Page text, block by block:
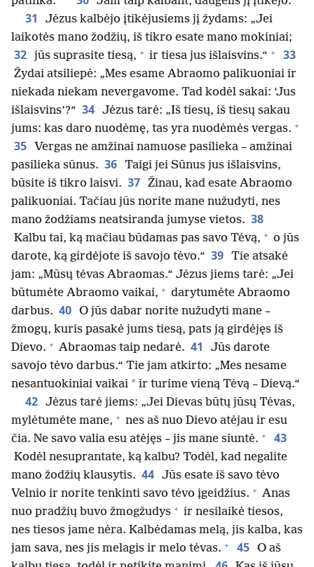
31
Jėzus kalbėjo įtikėjusiems jį žydams: „Jei
laikotės mano žodžių, iš tikro esate mano mokiniai;
32 jūs suprasite tiesą, + ir tiesa jus išlaisvins.“ + 33
Žydai atsiliepė: „Mes esame Abraomo palikuoniai ir
niekada niekam nevergavome. Tad kodėl sakai: ‘Jus
išlaisvins’?“ 34 Jėzus tarė: „Iš tiesų, iš tiesų sakau
jums: kas daro nuodėmę, tas yra nuodėmės vergas. +
35
Vergas ne amžinai namuose pasilieka – amžinai
pasilieka sūnus. 36 Taigi jei Sūnus jus išlaisvins,
būsite iš tikro laisvi. 37 Žinau, kad esate Abraomo
palikuoniai. Tačiau jūs norite mane nužudyti, nes
mano žodžiams neatsiranda jumyse vietos. 38
Kalbu tai, ką mačiau būdamas pas savo Tėvą, + o jūs
darote, ką girdėjote iš savojo tėvo.“ 39 Tie atsakė
jam: „Mūsų tėvas Abraomas.“ Jėzus jiems tarė: „Jei
būtumėte Abraomo vaikai, + darytumėte Abraomo
darbus. 40 O jūs dabar norite nužudyti mane –
žmogų, kuris pasakė jums tiesą, pats ją girdėjęs iš
Dievo. + Abraomas taip nedarė. 41
Jūs darote
savojo tėvo darbus.“ Tie jam atkirto: „Mes nesame
nesantuokiniai vaikai * ir turime vieną Tėvą – Dievą.“
42 Jėzus tarė jiems: „Jei Dievas būtų jūsų Tėvas,
mylėtumėte mane, + nes aš nuo Dievo atėjau ir esu
čia. Ne savo valia esu atėjęs – jis mane siuntė. + 43
Kodėl nesuprantate, ką kalbu? Todėl, kad negalite
mano žodžių klausytis. 44 Jūs esate iš savo tėvo
Velnio ir norite tenkinti savo tėvo įgeidžius. + Anas
nuo pradžių buvo žmogžudys + ir nesilaikė tiesos,
nes tiesos jame nėra. Kalbėdamas melą, jis kalba, kas
jam sava, nes jis melagis ir melo tėvas. + 45 O aš